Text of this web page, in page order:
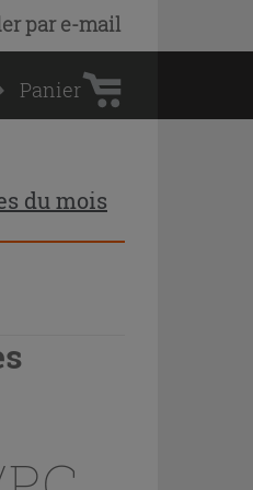
par e-mail
d'achat
Panier
du mois